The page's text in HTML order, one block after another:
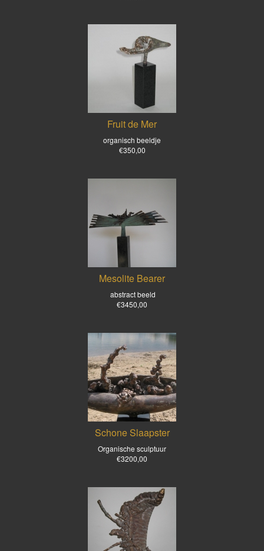
Fruit de Mer
organisch beeldje
€350,00
Mesolite Bearer
abstract beeld
€3450,00
Schone Slaapster
Organische sculptuur
€3200,00